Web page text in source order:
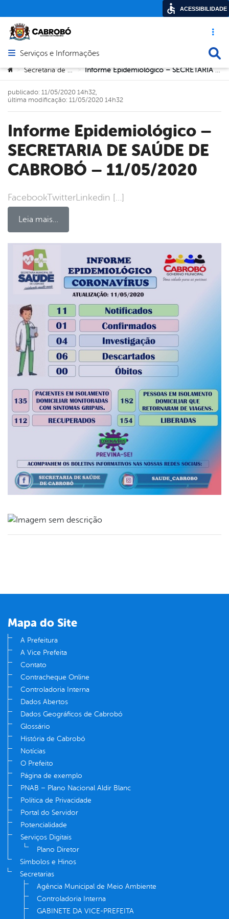
Acesso
Abrir menu principal de navegação
Serviços e Informações
Você está aqui:
> Secretaria de Saúde > Informe Epidemiológico – SECRETARIA DE SAÚDE DE CABROBÓ – 11/05/2020
Informe Epidemiológico –
SECRETARIA DE SAÚDE DE
CABROBÓ – 11/05/2020
FacebookTwitterLinkedin […]
Leia mais…
publicado: 11/05/2020 14h32,
última modificação: 11/05/2020 14h32
Mapa do Site
A Prefeitura
A Vice Prefeita
Contato
Contracheque Online
Controladoria Interna
Dados Abertos
Dados Geográficos de Cabrobó
Glossário
História de Cabrobó
Notícias
O Prefeito
Página de exemplo
PNAB – Plano Nacional Aldir Blanc
Política de Privacidade
Portal do Servidor
Potencialidade
Serviços Digitais
Plano Diretor
Símbolos e Hinos
Secretarias
Agência Municipal de Meio Ambiente
Controladoria Interna
GABINETE DA VICE-PREFEITA
ACESSIBILIDADE